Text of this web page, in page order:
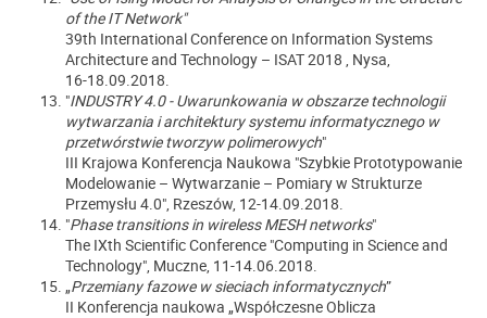
of the IT Network"
39th International Conference on Information Systems
Architecture and Technology – ISAT 2018 , Nysa,
16-18.09.2018.
"INDUSTRY 4.0 - Uwarunkowania w obszarze technologii
wytwarzania i architektury systemu informatycznego w
przetwórstwie tworzyw polimerowych"
III Krajowa Konferencja Naukowa "Szybkie Prototypowanie
Modelowanie – Wytwarzanie – Pomiary w Strukturze
Przemysłu 4.0", Rzeszów, 12-14.09.2018.
"Phase transitions in wireless MESH networks"
The IXth Scientific Conference "Computing in Science and
Technology", Muczne, 11-14.06.2018.
„Przemiany fazowe w sieciach informatycznych”
II Konferencja naukowa „Współczesne Oblicza